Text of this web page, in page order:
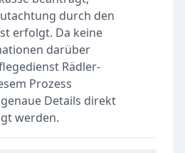
durch den
erfolgt. Da keine
darüber
Rädler-
Prozess
Details direkt
werden.